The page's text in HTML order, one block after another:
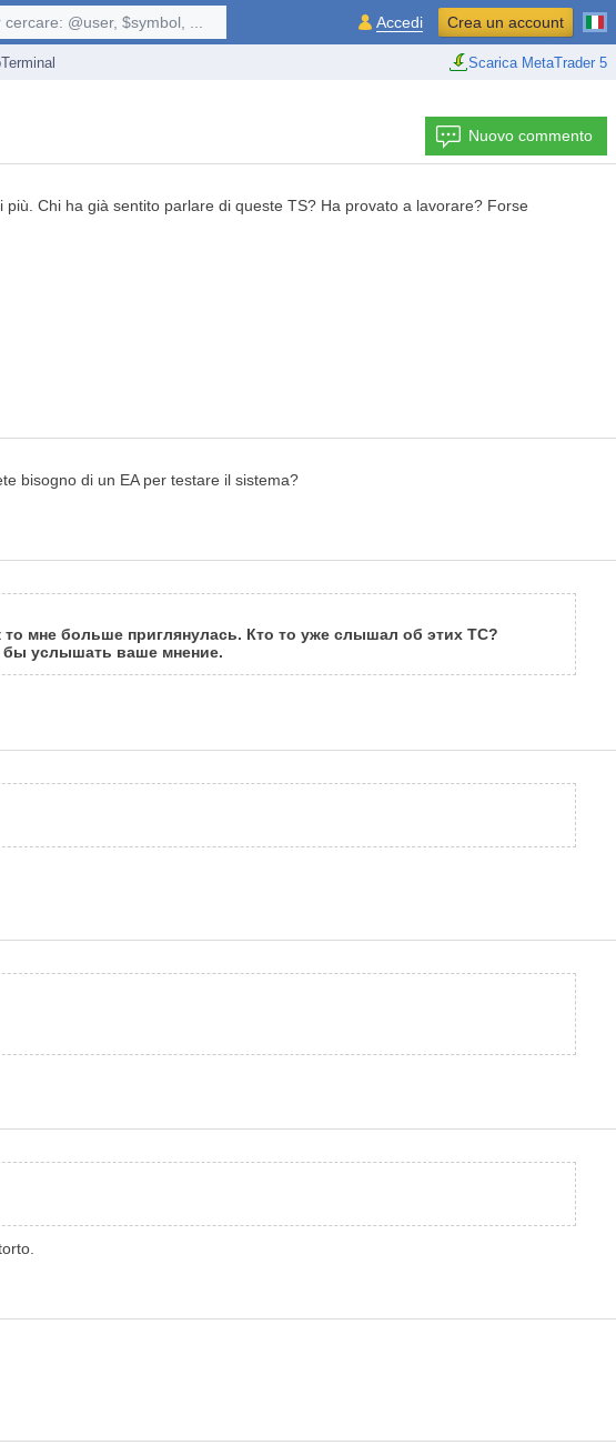
Scarica MetaTrader 5
cercare: @user, $symbol, ... Accedi Crea un account
Nuovo commento
Chi ha già sentito parlare di queste TS? Ha provato a lavorare? Forse
bisogno di un EA per testare il sistema?
мне больше приглянулась. Кто то уже слышал об этих ТС?
бы услышать ваше мнение.